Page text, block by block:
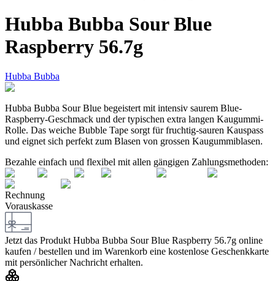
Hubba Bubba Sour Blue
Raspberry 56.7g
Hubba Bubba
Hubba Bubba Sour Blue begeistert mit intensiv saurem Blue-
Raspberry-Geschmack und der typischen extra langen Kaugummi-
Rolle. Das weiche Bubble Tape sorgt für fruchtig-sauren Kauspass
und eignet sich perfekt zum Blasen von grossen Kaugummiblasen.
Bezahle einfach und flexibel mit allen gängigen Zahlungsmethoden:
Rechnung
Vorauskasse
Jetzt das Produkt Hubba Bubba Sour Blue Raspberry 56.7g online
kaufen / bestellen und im Warenkorb eine kostenlose Geschenkkarte
mit persönlicher Nachricht erhalten.